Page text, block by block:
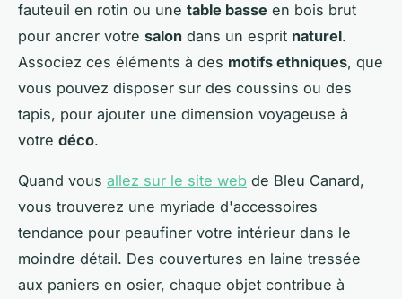
fauteuil en rotin ou une table basse en bois brut
pour ancrer votre salon dans un esprit naturel.
Associez ces éléments à des motifs ethniques, que
vous pouvez disposer sur des coussins ou des
tapis, pour ajouter une dimension voyageuse à
votre déco.
Quand vous allez sur le site web de Bleu Canard,
vous trouverez une myriade d'accessoires
tendance pour peaufiner votre intérieur dans le
moindre détail. Des couvertures en laine tressée
aux paniers en osier, chaque objet contribue à